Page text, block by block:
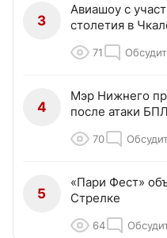
3
Авиашоу с
столетия в
71
4
Мэр Нижнего
после атаки
70
5
«Пари Фест»
Стрелке
64